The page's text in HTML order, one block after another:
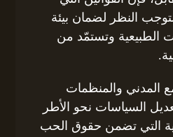
النظر لضمان بيئة
الطبيعية وتستمّد من
المدني والمنظمات
السياسات نحو الأطر
التي تضمن حقوق الحب